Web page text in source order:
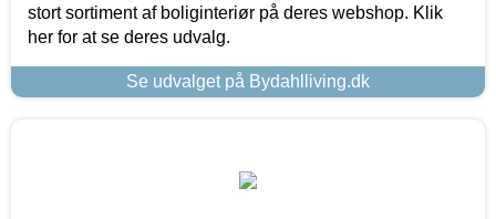
stort sortiment af boliginteriør på deres webshop. Klik
her for at se deres udvalg.
Se udvalget på Bydahlliving.dk